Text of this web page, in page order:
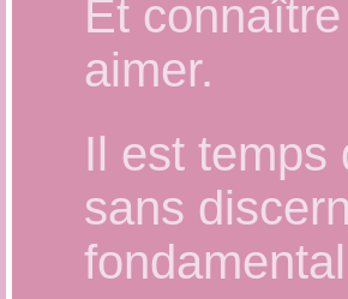
Et
aimer.
Il est temps
sans